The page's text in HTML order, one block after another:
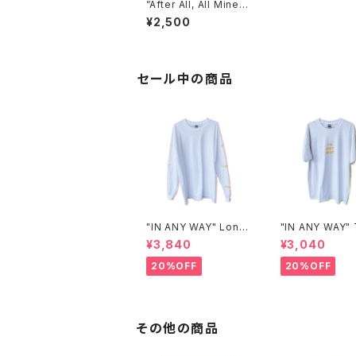
”After All, All Mine”
トートバッグ
¥2,500
セール中の商品
"IN ANY WAY" Long
T-shirt
¥3,840
20%OFF
"IN ANY WAY"
t¥3,040
20%OFF
その他の商品